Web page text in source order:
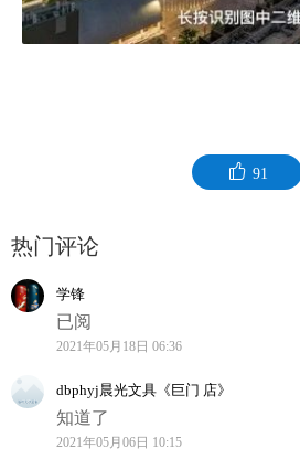
91
热门评论
学锋
已阅
2021年05月18日 06:36
dbphyj晨光文具《巨门 店》
知道了
2021年05月06日 10:15